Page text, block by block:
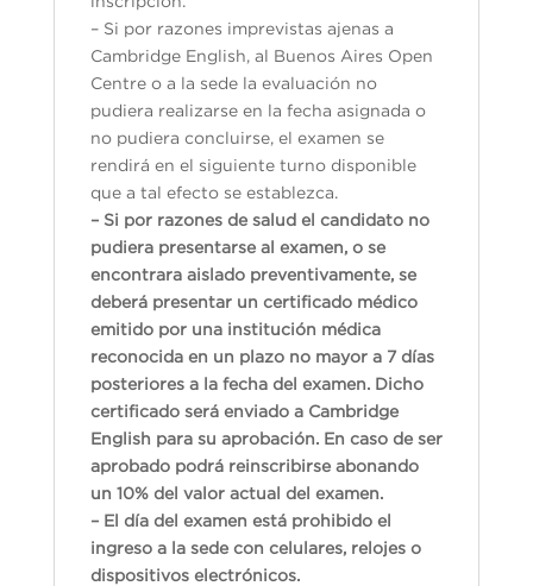
– Si por razones imprevistas ajenas a
Cambridge English, al Buenos Aires Open
Centre o a la sede la evaluación no
pudiera realizarse en la fecha asignada o
no pudiera concluirse, el examen se
rendirá en el siguiente turno disponible
que a tal efecto se establezca.
– Si por razones de salud el candidato no
pudiera presentarse al examen, o se
encontrara aislado preventivamente, se
deberá presentar un certificado médico
emitido por una institución médica
reconocida en un plazo no mayor a 7 días
posteriores a la fecha del examen. Dicho
certificado será enviado a Cambridge
English para su aprobación. En caso de ser
aprobado podrá reinscribirse abonando
un 10% del valor actual del examen.
– El día del examen está prohibido el
ingreso a la sede con celulares, relojes o
dispositivos electrónicos.